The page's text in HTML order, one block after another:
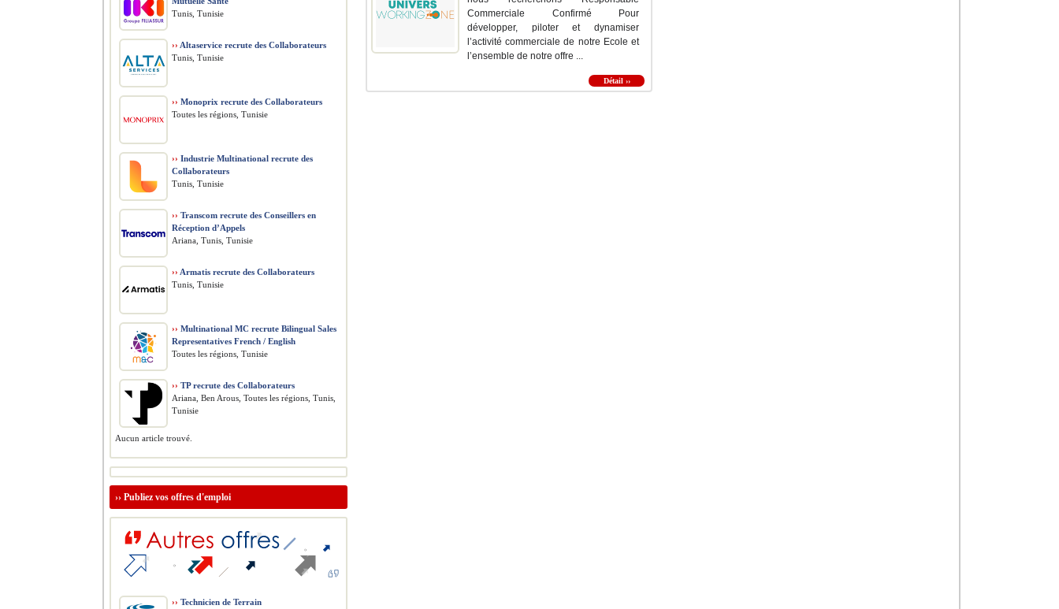
Commerciale Confirmé Pour
développer, piloter et dynamiser
l’activité commerciale de notre Ecole et
l’ensemble de notre offre ...
Détail ››
Tunis, Tunisie
›› Altaservice recrute des Collaborateurs
Tunis, Tunisie
›› Monoprix recrute des Collaborateurs
Toutes les régions, Tunisie
›› Industrie Multinational recrute des
Collaborateurs
Tunis, Tunisie
›› Transcom recrute des Conseillers en
Réception d’Appels
Ariana, Tunis, Tunisie
›› Armatis recrute des Collaborateurs
Tunis, Tunisie
›› Multinational MC recrute Bilingual Sales
Representatives French / English
Toutes les régions, Tunisie
›› TP recrute des Collaborateurs
Ariana, Ben Arous, Toutes les régions, Tunis,
Tunisie
Aucun article trouvé.
›› Publiez vos offres d'emploi
›› Technicien de Terrain